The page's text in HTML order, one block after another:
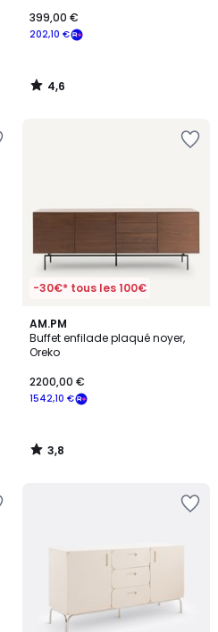
202,10 €
399,00 €
4,6
/
-30€* tous les 100€
AM.PM
Buffet enfilade plaqué noyer,
Oreko
1542,10 €
2200,00 €
3,8
/ 5
3,8
/